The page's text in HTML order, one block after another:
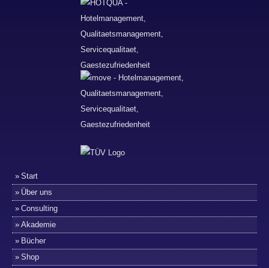
Start
Über uns
Consulting
Akademie
Bücher
Shop